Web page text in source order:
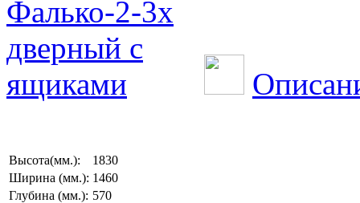
Высота(мм.):
1830
Ширина (мм.): 1460
Глубина (мм.): 570